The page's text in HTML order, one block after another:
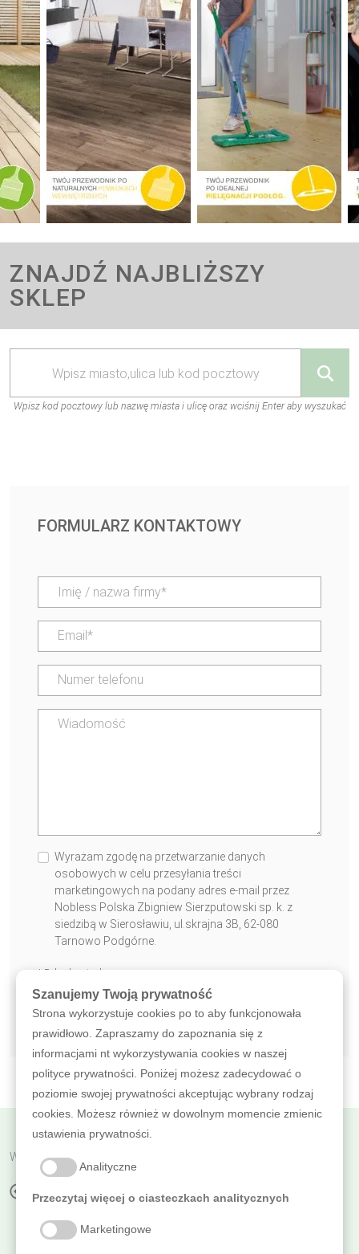
ZNAJDŹ NAJBLIŻSZY
SKLEP
Wpisz kod pocztowy lub nazwę miasta i ulicę oraz wciśnij Enter aby wyszukać
FORMULARZ KONTAKTOWY
Wyrażam zgodę na przetwarzanie danych
osobowych w celu przesyłania treści
marketingowych na podany adres e-mail przez
Nobless Polska Zbigniew Sierzputowski sp. k. z
siedzibą w Sierosławiu, ul.skrajna 3B, 62-080
Tarnowo Podgórne.
* Pole obowiązkowe
WYŚLIJ WIADOMOŚĆ
Wróć do poprzedniej
NAKŁADKA Z AKTYWNEGO WŁÓKNA
Szanujemy Twoją prywatność
Strona wykorzystuje cookies po to aby funkcjonowała
prawidłowo. Zapraszamy do zapoznania się z
informacjami nt wykorzystywania cookies w naszej
polityce prywatności. Poniżej możesz zadecydować o
poziomie swojej prywatności akceptując wybrany rodzaj
cookies. Możesz również w dowolnym momencie zmienic
ustawienia prywatności.
Analityczne
Przeczytaj więcej o ciasteczkach analitycznych
Marketingowe